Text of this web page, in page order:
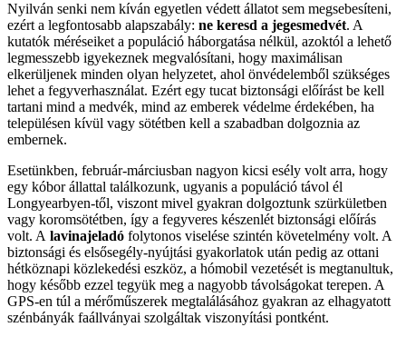
Nyilván senki nem kíván egyetlen védett állatot sem megsebesíteni,
ezért a legfontosabb alapszabály: ne keresd a jegesmedvét. A
kutatók méréseiket a populáció háborgatása nélkül, azoktól a lehető
legmesszebb igyekeznek megvalósítani, hogy maximálisan
elkerüljenek minden olyan helyzetet, ahol önvédelemből szükséges
lehet a fegyverhasználat. Ezért egy tucat biztonsági előírást be kell
tartani mind a medvék, mind az emberek védelme érdekében, ha
településen kívül vagy sötétben kell a szabadban dolgoznia az
embernek.
Esetünkben, február-márciusban nagyon kicsi esély volt arra, hogy
egy kóbor állattal találkozunk, ugyanis a populáció távol él
Longyearbyen-től, viszont mivel gyakran dolgoztunk szürkületben
vagy koromsötétben, így a fegyveres készenlét biztonsági előírás
volt. A lavinajeladó folytonos viselése szintén követelmény volt. A
biztonsági és elsősegély-nyújtási gyakorlatok után pedig az ottani
hétköznapi közlekedési eszköz, a hómobil vezetését is megtanultuk,
hogy később ezzel tegyük meg a nagyobb távolságokat terepen. A
GPS-en túl a mérőműszerek megtalálásához gyakran az elhagyatott
szénbányák faállványai szolgáltak viszonyítási pontként.